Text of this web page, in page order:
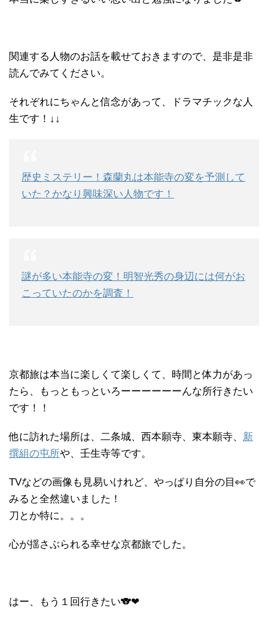
関連する人物のお話を載せておきますので、是非是非
読んでみてください。
それぞれにちゃんと信念があって、ドラマチックな人
生です！↓↓
歴史ミステリー！森蘭丸は本能寺の変を予測して
いた？かなり興味深い人物です！
謎が多い本能寺の変！明智光秀の身辺には何がお
こっていたのかを調査！
京都旅は本当に楽しくて楽しくて、時間と体力があっ
たら、もっともっといろーーーーーーんな所行きたい
です！！
他に訪れた場所は、二条城、西本願寺、東本願寺、 新
撰組の屯所や、壬生寺等です。
TVなどの画像も見易いけれど、やっぱり自分の目👀で
みると全然違いました！
刀とか特に。。。
心が揺さぶられる幸せな京都旅でした。
はー、もう１回行きたい🐨❤